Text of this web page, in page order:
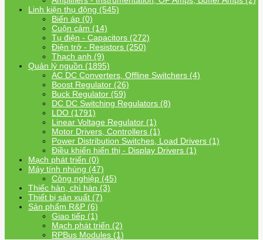
Linh kiện thụ động (545)
Biến áp (0)
Cuộn cảm (14)
Tụ điện - Capacitors (272)
Điện trở - Resistors (250)
Thạch anh (9)
Quản lý nguồn (1895)
AC DC Converters, Offline Switchers (4)
Boost Regulator (26)
Buck Regulator (59)
DC DC Switching Regulators (8)
LDO (1791)
Linear Voltage Regulator (1)
Motor Drivers, Controllers (1)
Power Distribution Switches, Load Drivers (1)
Điều khiển hiển thị - Display Drivers (1)
Mạch phát triển (0)
Máy tính nhúng (47)
Công nghiệp (45)
Thiếc hàn, chì hàn (3)
Thiết bị sản xuất (7)
Sản phẩm R&P (6)
Giao tiếp (1)
Mạch phát triển (2)
RPBus Modules (1)